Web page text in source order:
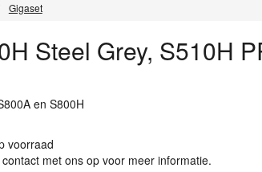
Gigaset
Steel Grey, S510H
en S800H
voorraad
met ons op voor meer informatie.